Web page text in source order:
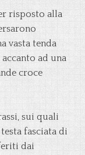
risposto alla
vasta tenda
ad una
croce
sui quali
fasciata di
dai